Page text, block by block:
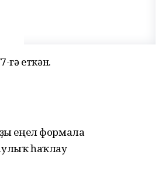
гә еткән.
еңел формала
һаҡлау